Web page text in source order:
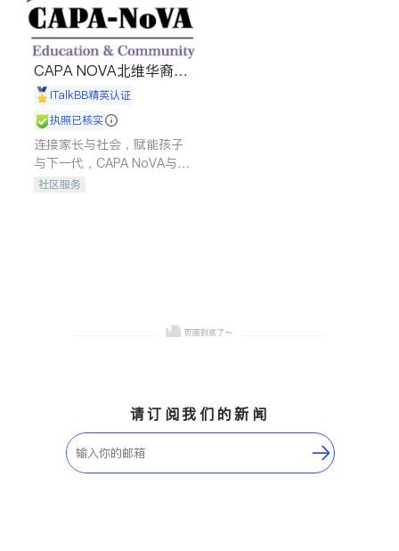
CAPA NOVA北维华裔家
长会iTalkBB精英认证
执照已核实
连接家长与社会，赋能孩子
与下一代，CAPA NoVA与您
携手建设包容、公平、充满
社区服务
请订阅我们的新闻